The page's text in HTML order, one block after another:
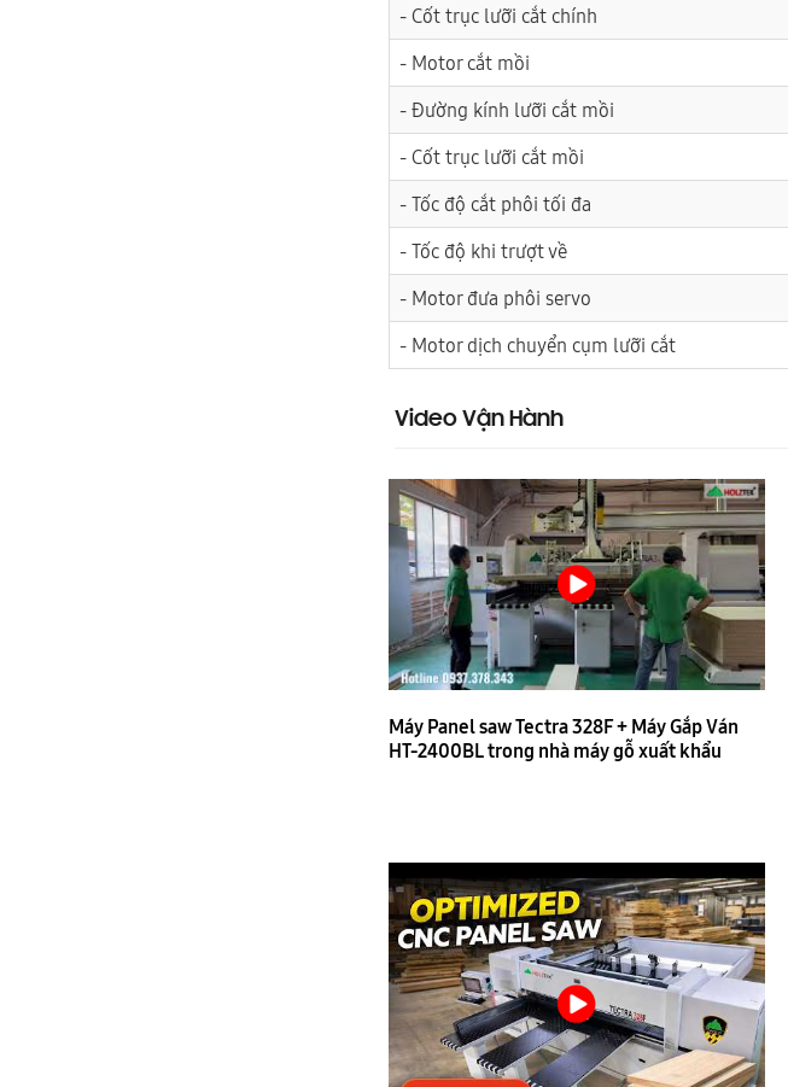
- Cốt trục lưỡi cắt chính
- Motor cắt mồi
- Đường kính lưỡi cắt mồi
- Cốt trục lưỡi cắt mồi
- Tốc độ cắt phôi tối đa
- Tốc độ khi trượt về
- Motor đưa phôi servo
- Motor dịch chuyển cụm lưỡi cắt
Video Vận Hành
Máy Panel saw Tectra 328F + Máy Gắp Ván
HT-2400BL trong nhà máy gỗ xuất khẩu